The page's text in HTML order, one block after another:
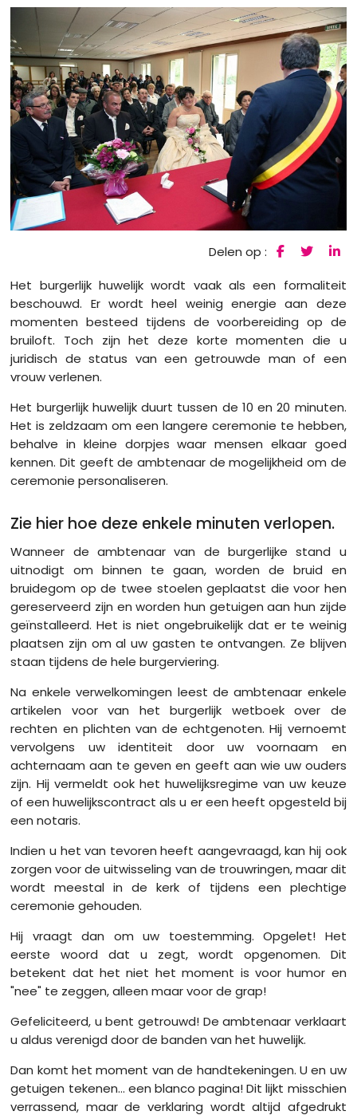
Delen op :
Het burgerlijk huwelijk wordt vaak als een formaliteit
beschouwd. Er wordt heel weinig energie aan deze
momenten besteed tijdens de voorbereiding op de
bruiloft. Toch zijn het deze korte momenten die u
juridisch de status van een getrouwde man of een
vrouw verlenen.
Het burgerlijk huwelijk duurt tussen de 10 en 20 minuten.
Het is zeldzaam om een langere ceremonie te hebben,
behalve in kleine dorpjes waar mensen elkaar goed
kennen. Dit geeft de ambtenaar de mogelijkheid om de
ceremonie personaliseren.
Zie hier hoe deze enkele minuten verlopen.
Wanneer de ambtenaar van de burgerlijke stand u
uitnodigt om binnen te gaan, worden de bruid en
bruidegom op de twee stoelen geplaatst die voor hen
gereserveerd zijn en worden hun getuigen aan hun zijde
geïnstalleerd. Het is niet ongebruikelijk dat er te weinig
plaatsen zijn om al uw gasten te ontvangen. Ze blijven
staan tijdens de hele burgerviering.
Na enkele verwelkomingen leest de ambtenaar enkele
artikelen voor van het burgerlijk wetboek over de
rechten en plichten van de echtgenoten. Hij vernoemt
vervolgens uw identiteit door uw voornaam en
achternaam aan te geven en geeft aan wie uw ouders
zijn. Hij vermeldt ook het huwelijksregime van uw keuze
of een huwelijkscontract als u er een heeft opgesteld bij
een notaris.
Indien u het van tevoren heeft aangevraagd, kan hij ook
zorgen voor de uitwisseling van de trouwringen, maar dit
wordt meestal in de kerk of tijdens een plechtige
ceremonie gehouden.
Hij vraagt dan om uw toestemming. Opgelet! Het
eerste woord dat u zegt, wordt opgenomen. Dit
betekent dat het niet het moment is voor humor en
"nee" te zeggen, alleen maar voor de grap!
Gefeliciteerd, u bent getrouwd! De ambtenaar verklaart
u aldus verenigd door de banden van het huwelijk.
Dan komt het moment van de handtekeningen. U en uw
getuigen tekenen... een blanco pagina! Dit lijkt misschien
verrassend, maar de verklaring wordt altijd afgedrukt